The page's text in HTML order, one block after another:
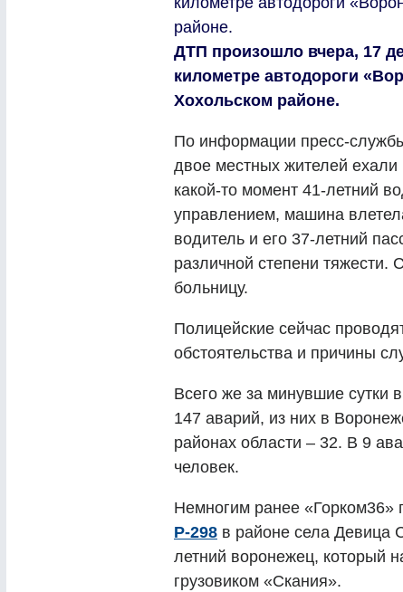
районе.
ДТП произошло вчера, 17
километре автодороги
Хохольском районе.
По информации пресс-
двое местных жителей
какой-то момент 41-летний
управлением, машина
водитель и его 37-летний
различной степени тяжести.
больницу.
Полицейские сейчас
обстоятельства и причины
Всего же за минувшие сутки
147 аварий, из них в
районах области – 32. В 9
человек.
Немногим ранее «Горком36»
Р-298 в районе села Девица
летний воронежец, который
грузовиком «Скания».